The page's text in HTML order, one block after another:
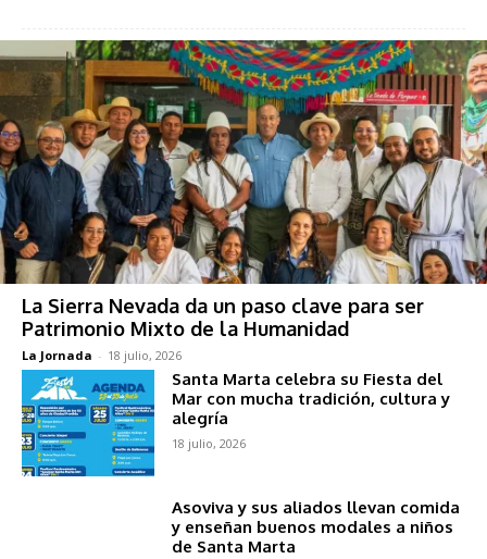
La Sierra Nevada da un paso clave para ser
Patrimonio Mixto de la Humanidad
La Jornada - 18 julio, 2026
Santa Marta celebra su Fiesta del
Mar con mucha tradición, cultura y
alegría
18 julio, 2026
Asoviva y sus aliados llevan comida
y enseñan buenos modales a niños
de Santa Marta